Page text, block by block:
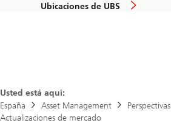
Ubicaciones de UBS
Usted está aquí:
España
Asset Management
Perspectivas
Actualizaciones de mercado